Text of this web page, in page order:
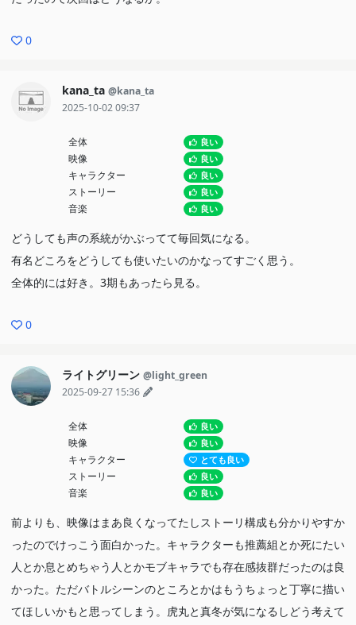
0
kana_ta @kana_ta
2025-10-02 09:37
全体 良い
映像 良い
キャラクター 良い
ストーリー 良い
音楽 良い
どうしても声の系統がかぶってて毎回気になる。
有名どころをどうしても使いたいのかなってすごく思う。
全体的には好き。3期もあったら見る。
0
ライトグリーン @light_green
2025-09-27 15:36
全体 良い
映像 良い
キャラクター とても良い
ストーリー 良い
音楽 良い
前よりも、映像はまあ良くなってたしストーリ構成も分かりやすか
ったのでけっこう面白かった。キャラクターも推薦組とか死にたい
人とか息とめちゃう人とかモブキャラでも存在感抜群だったのは良
かった。ただバトルシーンのところとかはもうちょっと丁寧に描い
てほしいかもと思ってしまう。虎丸と真冬が気になるしどう考えて